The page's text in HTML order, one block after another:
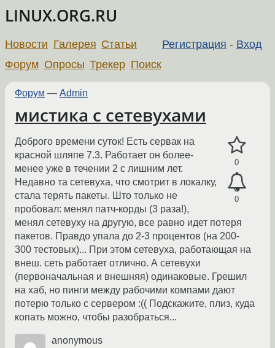
LINUX.ORG.RU
Регистрация - Вход
Новости Галерея Статьи
Форум Опросы Трекер Поиск
Форум — Admin
мистика с сетевухами
0
0
Доброго времени суток! Есть сервак на
красной шляпе 7.3. Работает он более-
менее уже в течении 2 с лишним лет.
Недавно та сетевуха, что смотрит в локалку,
стала терять пакеты. Што только не
пробовал: менял патч-корды (3 раза!),
менял сетевуху на другую, все равно идет потеря
пакетов. Правдо упала до 2-3 процентов (на 200-
300 тестовых)... При этом сетевуха, работающая на
внеш. сеть работает отлично. А сетевухи
(первоначальная и внешняя) одинаковые. Грешил
на хаб, но пинги между рабочими компами дают
потерю только с сервером :(( Подскажите, плиз, куда
копать можно, чтобы разобраться...
anonymous